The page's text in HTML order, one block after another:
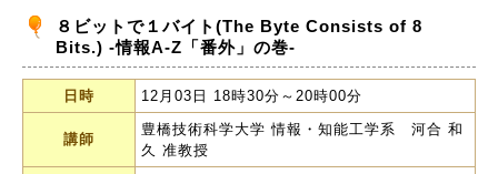
８ビットで１バイト(The Byte Consists of 8
Bits.) -情報A-Z「番外」の巻-
日時 12月03日 18時30分～20時00分
講師
豊橋技術科学大学 情報・知能工学系 河合 和
久 准教授